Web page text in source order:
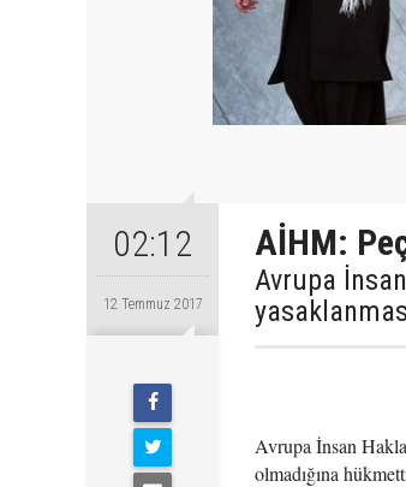
02:12
12 Temmuz 2017
AİHM:
Avrupa
Avrupa İnsan
olmadığına